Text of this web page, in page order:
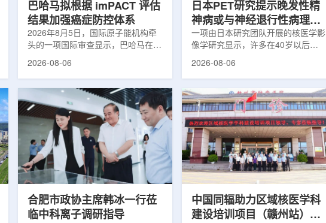
巴哈马拟根据 imPACT 评估
结果加强癌症防控体系
2026年8月5日，国际原子能机构牵
头的一项国际审查显示，巴哈马在加
强癌症治疗服务方面具备进一步提升
治疗效果提出了路线图。巴哈马拿骚
玛格丽特公主医院(图片：Pelow
Media/Adobe Stock)这项 imPACT
评估由国际原子能机构、世界卫生组
织/泛美卫生组织和国际癌症研究机
构共同开展，应巴哈马卫生与健康部
请求进行，重点评估该国癌症防控能
力和实际需求。6月9日至11日，专
2026-08-06
日本PET研究提示晚发性精
神病或与神经退行性病理相
关
一项由日本研究团队开展的核医学影
像学研究显示，许多在40岁以后首
次出现幻觉、妄想等精神病性症状的
常沉积。研究纳入37名晚发性精神
病患者和47名年龄匹配的健康对照
者。研究人员采用淀粉样蛋白PET示
踪剂^11C-PiB，以及tau蛋白PET示
踪剂^18F-florzolotau，对受试者大
脑中的β-淀粉样蛋白和tau蛋白积累
情况进行评估。结果显示，晚发性精
2026-08-06
合肥市政协主席韩冰一行莅
临中科离子调研指导
中国同辐助力区域核医学科
建设培训项目（赣州站）与